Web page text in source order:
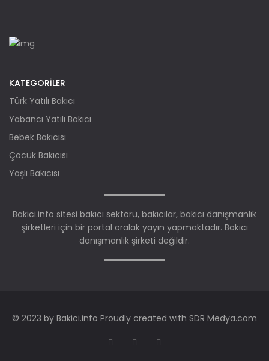
KATEGORİLER
Türk Yatılı Bakıcı
Yabancı Yatılı Bakıcı
Bebek Bakıcısı
Çocuk Bakıcısı
Yaşlı Bakıcısı
Bakici.info sitesi bakıcı sektörü, bakıcılar, bakıcı danışmanlık
şirketleri için bir portal oralak yayın yapmaktadır. Bakıcı
danışmanlık şirketi değildir.
© 2023 by Bakici.info Proudly created with SDR Medya.com